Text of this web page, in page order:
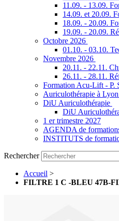
11.09. - 13.09.
14.09. et 20.09.
18.09. - 20.09.
19.09. - 20.09.
Octobre 2026
01.10. - 03.10.
Novembre 2026
20.11. - 22.11.
26.11. - 28.11.
Formation Acu-Lift -
Auriculothérapie à
DiU Auriculothérapie
DiU
1 er trimestre 2027
AGENDA de
INSTITUTS de
Rechercher
Accueil >
FILTRE 1 C -BLEU 47B-